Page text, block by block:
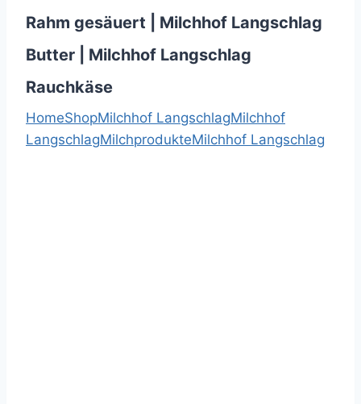
Rahm gesäuert | Milchhof Langschlag
Butter | Milchhof Langschlag
Rauchkäse
HomeShopMilchhof LangschlagMilchhof
LangschlagMilchprodukteMilchhof Langschlag